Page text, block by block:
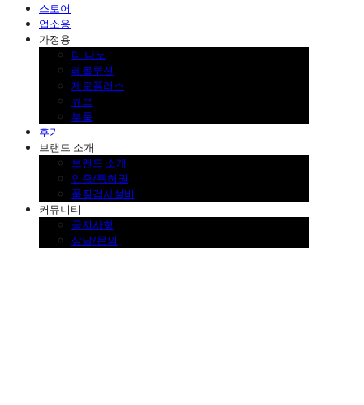
스토어
업소용
가정용
더 나노
레볼루션
제로플러스
큐브
부품
후기
브랜드 소개
브랜드 소개
인증/특허권
품질검사설비
커뮤니티
공지사항
상담/문의